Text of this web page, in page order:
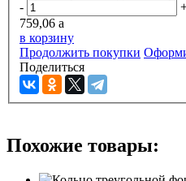
-
759,06 a
в корзину
Продолжить покупки
Поделиться
Похожие товары: